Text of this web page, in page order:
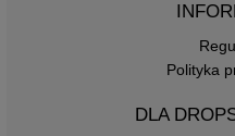
Polityka
DLA